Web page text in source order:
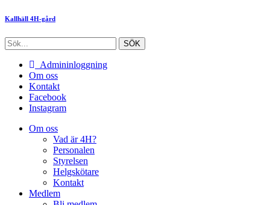
Kallhäll 4H-gård
Admininloggning
Om oss
Kontakt
Facebook
Instagram
Om oss
Vad är 4H?
Personalen
Styrelsen
Helgskötare
Kontakt
Medlem